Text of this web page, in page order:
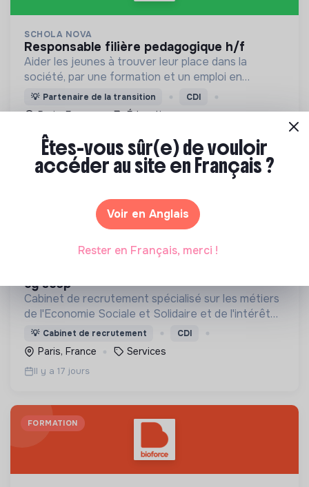
SCHOLA NOVA
responsable filière pedagogique h/f
Aider les jeunes à trouver leur place dans la
société, par une formation et un emploi en
alternance. Et ce en incarnant dans notre collectif
la bienveillance, la confiance et l'espoir.
💡 Partenaire de la transition CDI
Paris, France Éducation
Il y a 16 jours
ORIENTATION DURABLE
cg scop
Cabinet de recrutement spécialisé sur les métiers
de l'Economie Sociale et Solidaire et de l'intérêt
général
💡 Cabinet de recrutement CDI
Paris, France Services
Il y a 17 jours
FORMATION
Êtes-vous sûr(e) de vouloir
accéder au site en Français ?
Voir en Anglais
Rester en Français, merci !